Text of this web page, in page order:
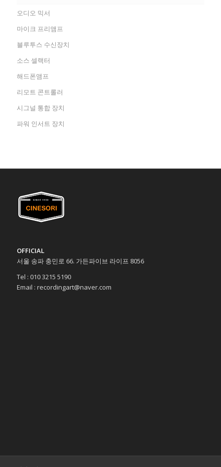
오디오 믹서
마이크 프리앰프
블루투스 수신장치
소스 셀랙터
해드폰앰프
리모트 콘트롤러
시그널 통합 장치
파워 인서트 장치
OFFICIAL
서울 송파 충민로 66. 가든파이브 라이프 8056
Tel : 010 3215 5190
Email : recordingart@naver.com